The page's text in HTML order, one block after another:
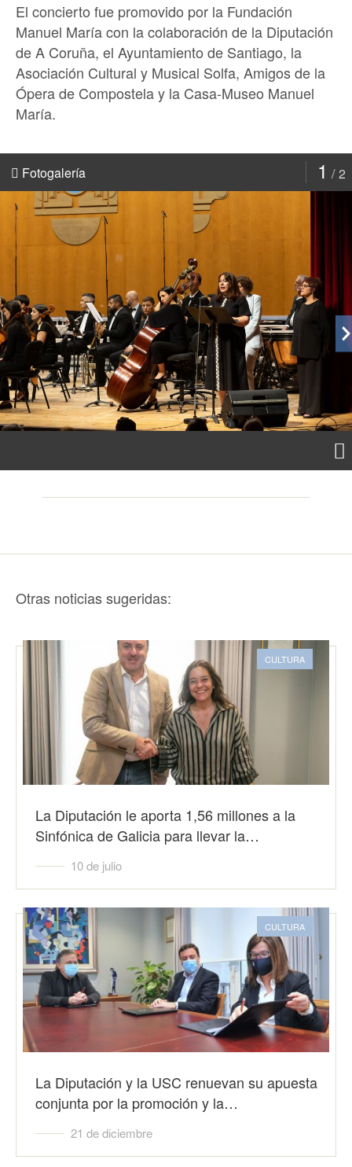
El concierto fue promovido por la Fundación
Manuel María con la colaboración de la Diputación
de A Coruña, el Ayuntamiento de Santiago, la
Asociación Cultural y Musical Solfa, Amigos de la
Ópera de Compostela y la Casa-Museo Manuel
María.
1 2
Fotogalería
Otras noticias sugeridas:
CULTURA
La Diputación le aporta 1,56 millones a la
Sinfónica de Galicia para llevar la…
10 de julio
CULTURA
La Diputación y la USC renuevan su apuesta
conjunta por la promoción y la…
21 de diciembre